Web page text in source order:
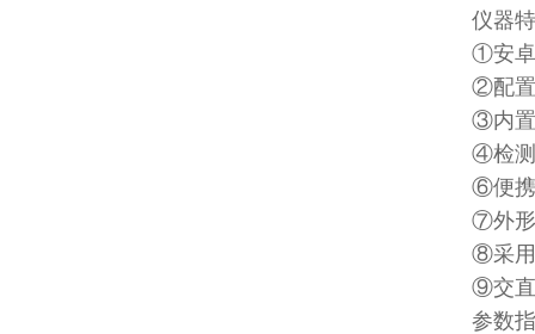
仪器
①安卓
②配置
③内置
④检测
⑥便携
⑦外形
⑧采用
⑨交直
参数